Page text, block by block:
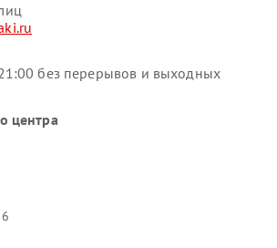
без перерывов и выходных
центра